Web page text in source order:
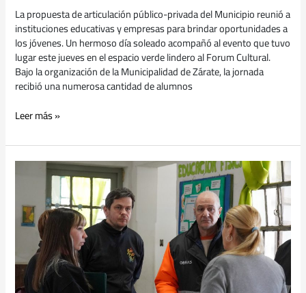
La propuesta de articulación público-privada del Municipio reunió a
instituciones educativas y empresas para brindar oportunidades a
los jóvenes. Un hermoso día soleado acompañó al evento que tuvo
lugar este jueves en el espacio verde lindero al Forum Cultural.
Bajo la organización de la Municipalidad de Zárate, la jornada
recibió una numerosa cantidad de alumnos
Leer más »
Municipio
continúa
con
las
obras
en
escuelas
públicas